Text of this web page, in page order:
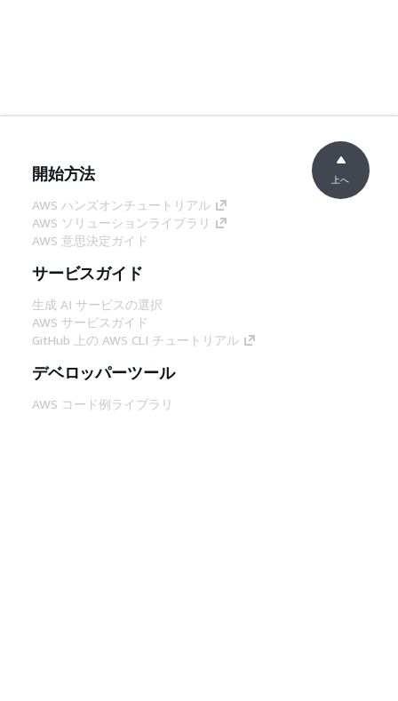
開始方法
AWS ハンズオンチュートリアル
AWS ソリューションライブラリ
AWS 意思決定ガイド
サービスガイド
生成 AI サービスの選択
AWS サービスガイド
GitHub 上の AWS CLI チュートリアル
デベロッパーツール
AWS コード例ライブラリ
上へ